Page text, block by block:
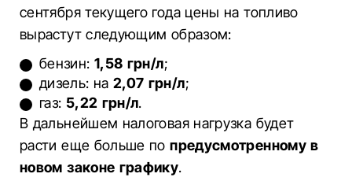
сентября текущего года цены на топливо
вырастут следующим образом:
бензин: 1,58 грн/л;
дизель: на 2,07 грн/л;
газ: 5,22 грн/л.
В дальнейшем налоговая нагрузка будет
расти еще больше попредусмотренному в
новом законе графику.